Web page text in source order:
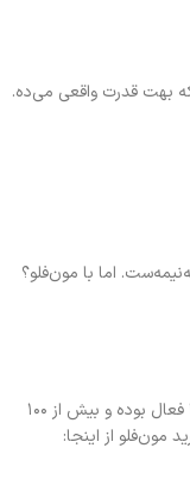
بهت قدرت واقعی می‌ده.
اما با مون‌فلو؟
یه فروشگاه معتبر ایرانیه که از سال ۱۳۹۵ فعال بوده و بیش از ۱۰۰
مون‌فلو از اینجا: